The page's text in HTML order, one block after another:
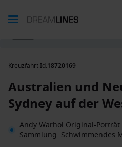
Kreuzfahrt Id:18720169
Australien und
Sydney auf der
Andy Warhol Original-
Sammlung: Schwimmendes